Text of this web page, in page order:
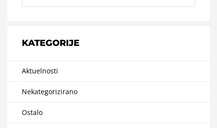
KATEGORIJE
Aktuelnosti
Nekategorizirano
Ostalo